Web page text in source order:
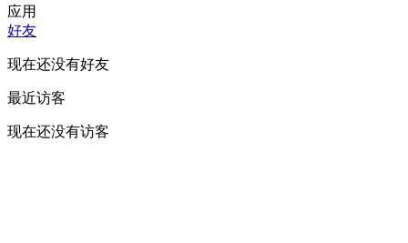
应用
好友
现在还没有好友
最近访客
现在还没有访客